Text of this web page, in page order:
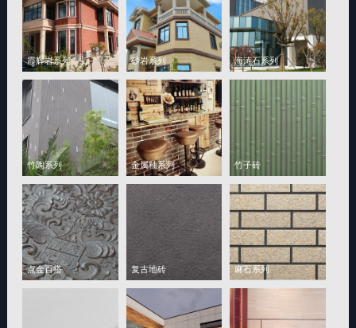
霞辉岩系列 砂岩系列 海涛石系列
竹陶系列 金属釉系列 竹子砖
点金百搭 复古地砖 麻石系列